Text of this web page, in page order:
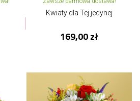
Kwiaty dla Tej jedynej
169,00 zł